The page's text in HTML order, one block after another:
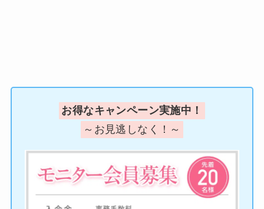
お得なキャンペーン実施中！
～お見逃しなく！～